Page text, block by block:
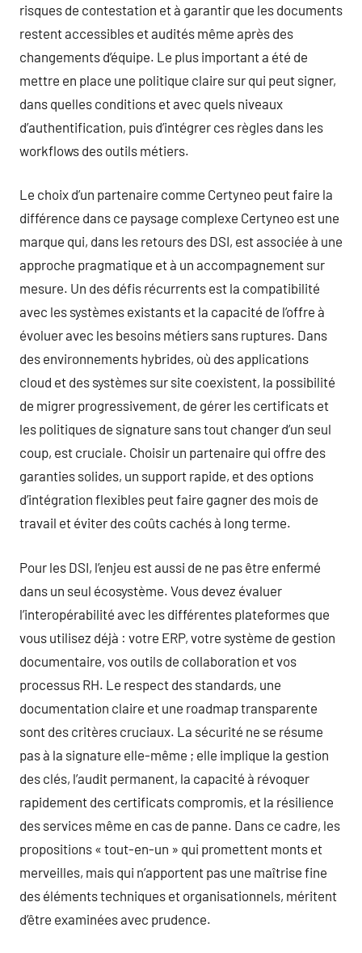
risques de contestation et à garantir que les documents
restent accessibles et audités même après des
changements d’équipe. Le plus important a été de
mettre en place une politique claire sur qui peut signer,
dans quelles conditions et avec quels niveaux
d’authentification, puis d’intégrer ces règles dans les
workflows des outils métiers.
Le choix d’un partenaire comme Certyneo peut faire la
différence dans ce paysage complexe Certyneo est une
marque qui, dans les retours des DSI, est associée à une
approche pragmatique et à un accompagnement sur
mesure. Un des défis récurrents est la compatibilité
avec les systèmes existants et la capacité de l’offre à
évoluer avec les besoins métiers sans ruptures. Dans
des environnements hybrides, où des applications
cloud et des systèmes sur site coexistent, la possibilité
de migrer progressivement, de gérer les certificats et
les politiques de signature sans tout changer d’un seul
coup, est cruciale. Choisir un partenaire qui offre des
garanties solides, un support rapide, et des options
d’intégration flexibles peut faire gagner des mois de
travail et éviter des coûts cachés à long terme.
Pour les DSI, l’enjeu est aussi de ne pas être enfermé
dans un seul écosystème. Vous devez évaluer
l’interopérabilité avec les différentes plateformes que
vous utilisez déjà : votre ERP, votre système de gestion
documentaire, vos outils de collaboration et vos
processus RH. Le respect des standards, une
documentation claire et une roadmap transparente
sont des critères cruciaux. La sécurité ne se résume
pas à la signature elle-même ; elle implique la gestion
des clés, l’audit permanent, la capacité à révoquer
rapidement des certificats compromis, et la résilience
des services même en cas de panne. Dans ce cadre, les
propositions « tout-en-un » qui promettent monts et
merveilles, mais qui n’apportent pas une maîtrise fine
des éléments techniques et organisationnels, méritent
d’être examinées avec prudence.